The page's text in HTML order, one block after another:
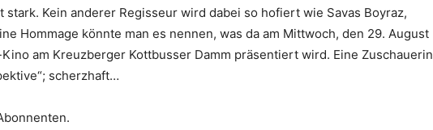
stark. Kein anderer Regisseur wird dabei so hofiert wie Savas Boyraz,
Hommage könnte man es nennen, was da am Mittwoch, den 29. August
am Kreuzberger Kottbusser Damm präsentiert wird. Eine Zuschauerin
scherzhaft…